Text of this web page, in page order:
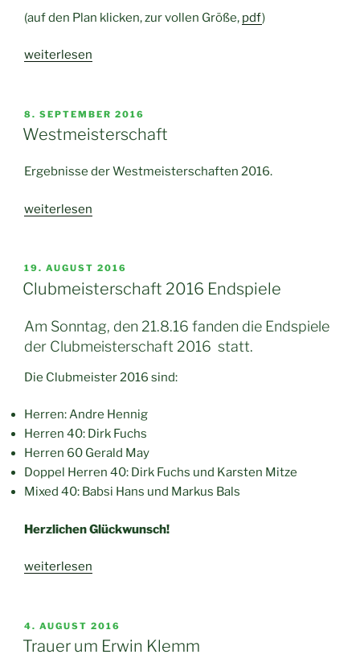
(auf den Plan klicken, zur vollen Größe, pdf)
„Vorläufige
2017“
weiterlesen
VERÖFFENTLICHT
AM
8. SEPTEMBER 2016
Westmeisterschaft
Ergebnisse der Westmeisterschaften 2016.
„Westmeisterschaft“
weiterlesen
VERÖFFENTLICHT
AM
19. AUGUST 2016
Clubmeisterschaft 2016 Endspiele
Am Sonntag, den 21.8.16 fanden die Endspiele
der Clubmeisterschaft 2016 statt.
Die Clubmeister 2016 sind:
Herren: Andre Hennig
Herren 40: Dirk Fuchs
Herren 60 Gerald May
Doppel Herren 40: Dirk Fuchs und Karsten Mitze
Mixed 40: Babsi Hans und Markus Bals
Herzlichen Glückwunsch!
„Clubmeisterschaft
weiterlesen
VERÖFFENTLICHT
AM
4. AUGUST 2016
Trauer um Erwin Klemm